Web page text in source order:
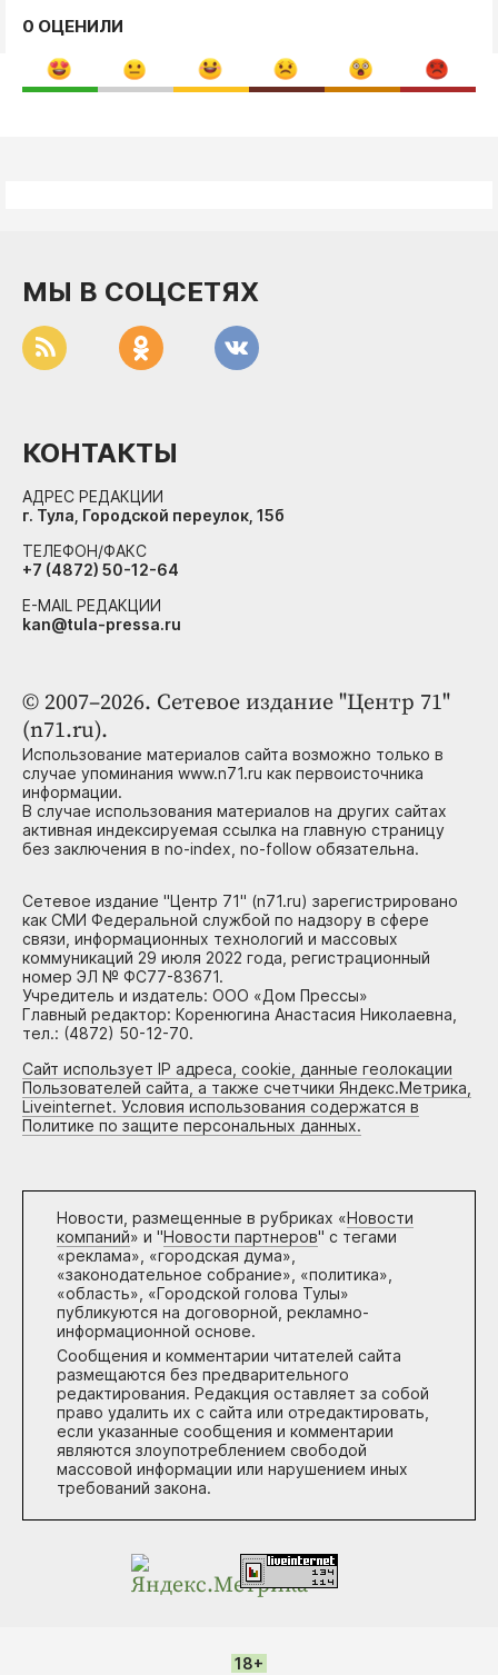
0 ОЦЕНИЛИ
© 2007–2026. Сетевое издание "Центр 71"
(n71.ru).
Использование материалов сайта возможно только в
случае упоминания www.n71.ru как первоисточника
информации.
В случае использования материалов на других сайтах
активная индексируемая ссылка на главную страницу
без заключения в no-index, no-follow обязательна.
Сетевое издание "Центр 71" (n71.ru) зарегистрировано
как СМИ Федеральной службой по надзору в сфере
связи, информационных технологий и массовых
коммуникаций 29 июля 2022 года, регистрационный
номер ЭЛ № ФС77-83671.
Учредитель и издатель: ООО «Дом Прессы»
Главный редактор: Коренюгина Анастасия Николаевна,
тел.: (4872) 50-12-70.
Сайт использует IP адреса, cookie, данные геолокации
Пользователей сайта, а также счетчики Яндекс.Метрика,
Liveinternet. Условия использования содержатся в
Политике по защите персональных данных.
Новости, размещенные в рубриках «Новости
компаний» и "Новости партнеров" с тегами
«реклама», «городская дума»,
«законодательное собрание», «политика»,
«область», «Городской голова Тулы»
публикуются на договорной, рекламно-
информационной основе.
Сообщения и комментарии читателей сайта
размещаются без предварительного
редактирования. Редакция оставляет за собой
право удалить их с сайта или отредактировать,
если указанные сообщения и комментарии
являются злоупотреблением свободой
массовой информации или нарушением иных
требований закона.
МЫ В СОЦСЕТЯХ
КОНТАКТЫ
АДРЕС РЕДАКЦИИ
г. Тула, Городской переулок, 15б
ТЕЛЕФОН/ФАКС
+7 (4872) 50-12-64
E-MAIL РЕДАКЦИИ
kan@tula-pressa.ru
18+